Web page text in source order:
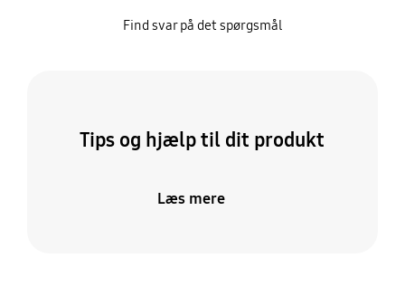
Find svar på det spørgsmål
Tips og hjælp til dit produkt
Læs mere